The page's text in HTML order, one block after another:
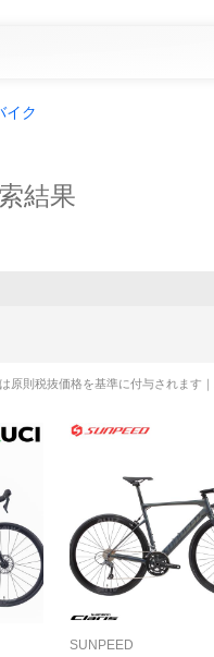
イク
結果
は原則税抜価格を基準に付与されます
SUNPEED